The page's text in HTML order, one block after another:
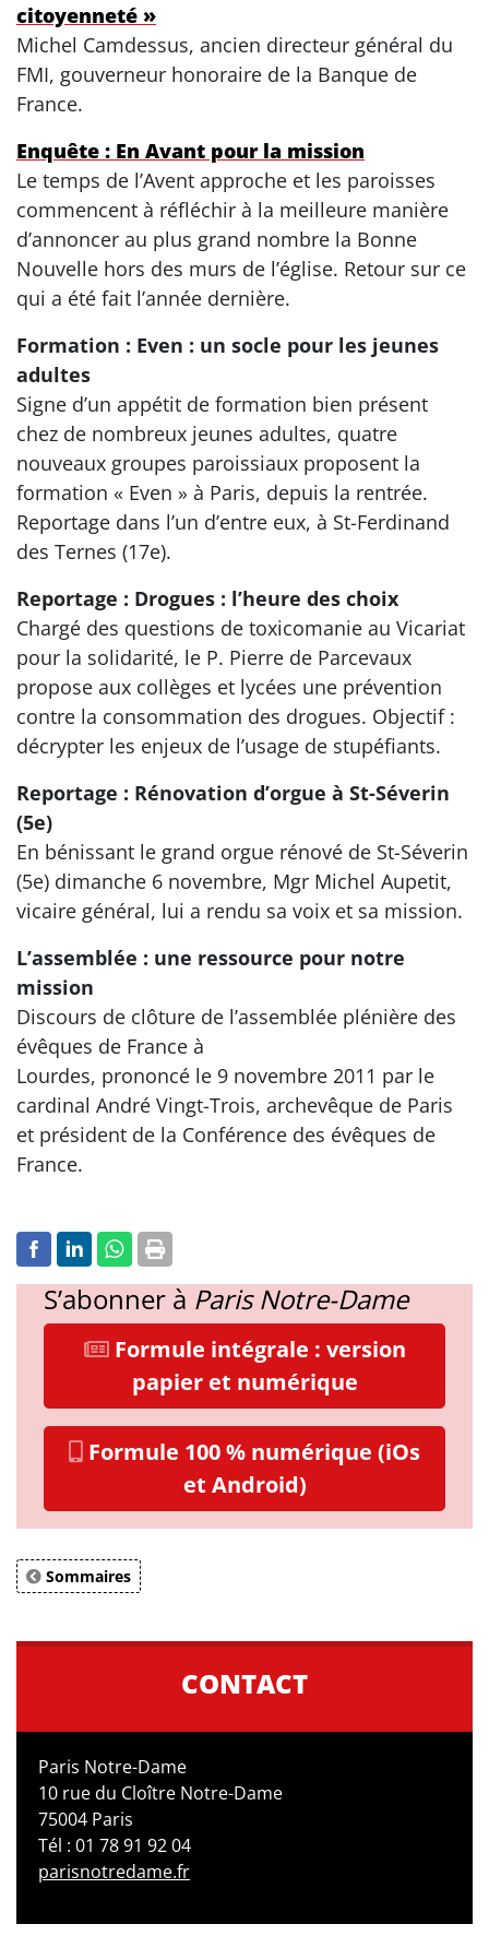
citoyenneté »
Michel Camdessus, ancien directeur général du
FMI, gouverneur honoraire de la Banque de
France.
Enquête : En Avant pour la mission
Le temps de l’Avent approche et les paroisses
commencent à réfléchir à la meilleure manière
d’annoncer au plus grand nombre la Bonne
Nouvelle hors des murs de l’église. Retour sur ce
qui a été fait l’année dernière.
Formation : Even : un socle pour les jeunes
adultes
Signe d’un appétit de formation bien présent
chez de nombreux jeunes adultes, quatre
nouveaux groupes paroissiaux proposent la
formation « Even » à Paris, depuis la rentrée.
Reportage dans l’un d’entre eux, à St-Ferdinand
des Ternes (17e).
Reportage : Drogues : l’heure des choix
Chargé des questions de toxicomanie au Vicariat
pour la solidarité, le P. Pierre de Parcevaux
propose aux collèges et lycées une prévention
contre la consommation des drogues. Objectif :
décrypter les enjeux de l’usage de stupéfiants.
Reportage : Rénovation d’orgue à St-Séverin
(5e)
En bénissant le grand orgue rénové de St-Séverin
(5e) dimanche 6 novembre, Mgr Michel Aupetit,
vicaire général, lui a rendu sa voix et sa mission.
L’assemblée : une ressource pour notre
mission
Discours de clôture de l’assemblée plénière des
évêques de France à
Lourdes, prononcé le 9 novembre 2011 par le
cardinal André Vingt-Trois, archevêque de Paris
et président de la Conférence des évêques de
France.
S’abonner à Paris Notre-Dame
Formule intégrale : version
papier et numérique
Formule 100 % numérique (iOs
et Android)
Sommaires
CONTACT
Paris Notre-Dame
10 rue du Cloître Notre-Dame
75004 Paris
Tél : 01 78 91 92 04
parisnotredame.fr